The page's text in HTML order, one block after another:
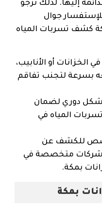
إليها. لذلك نرجو
جوال
شركة كشف تسربات المياه
أو الأنابيب،
بسرعة لتجنب تفاقم
دوري لضمان
المياه في
للكشف عن
شركات متخصصة في
بمكة.
بمكة